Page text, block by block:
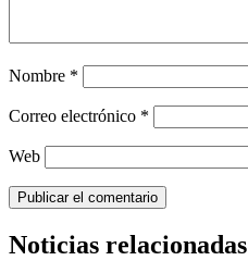
Nombre *
Correo electrónico *
Web
Noticias relacionadas